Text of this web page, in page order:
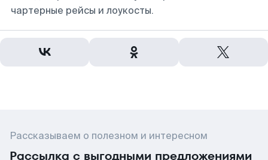
чартерные рейсы и лоукосты.
Рассказываем о полезном и интересном
Рассылка с выгодными предложениями